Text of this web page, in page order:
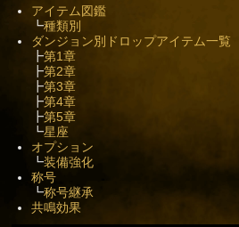
アイテム図鑑
┗種類別
ダンジョン別ドロップアイテム一覧
┣第1章
┣第2章
┣第3章
┣第4章
┣第5章
┗星座
オプション
┗装備強化
称号
┗称号継承
共鳴効果